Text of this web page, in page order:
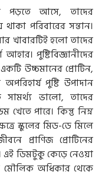
পড়তে আসে, তাদের
পরিবারের সন্তান।
খাবারটিই হলো তাদের
পুষ্টিবিজ্ঞানীদের
উচ্চমানের প্রোটিন,
পুষ্টি উপাদান
ভালো, তাদের
খেতে পারে। কিন্তু নিম্ন
স্কুলের মিড-ডে মিলে
প্রাণিজ প্রোটিনের
ডিমটুকু কেড়ে নেওয়া
মৌলিক অধিকার থেকে